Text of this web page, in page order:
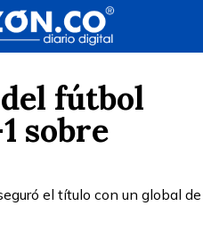
fútbol
sobre
el título con un global